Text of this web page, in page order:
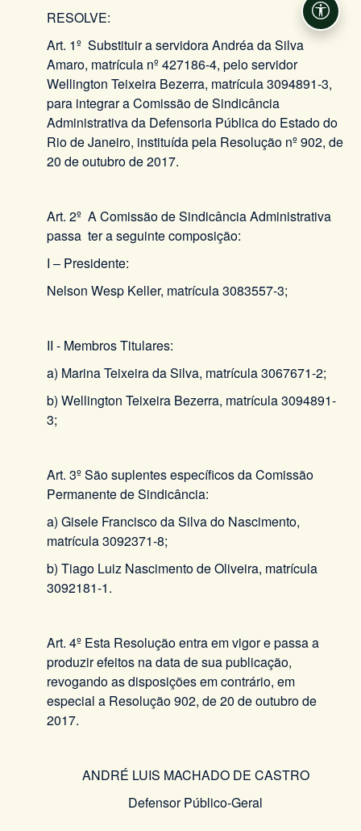
RESOLVE:
Art. 1º Substituir a servidora Andréa da Silva
Amaro, matrícula nº 427186-4, pelo servidor
Wellington Teixeira Bezerra, matrícula 3094891-3,
para integrar a Comissão de Sindicância
Administrativa da Defensoria Pública do Estado do
Rio de Janeiro, instituída pela Resolução nº 902, de
20 de outubro de 2017.
Art. 2º A Comissão de Sindicância Administrativa
passa ter a seguinte composição:
I – Presidente:
Nelson Wesp Keller, matrícula 3083557-3;
II - Membros Titulares:
a) Marina Teixeira da Silva, matrícula 3067671-2;
b) Wellington Teixeira Bezerra, matrícula 3094891-
3;
Art. 3º São suplentes específicos da Comissão
Permanente de Sindicância:
a) Gisele Francisco da Silva do Nascimento,
matrícula 3092371-8;
b) Tiago Luiz Nascimento de Oliveira, matrícula
3092181-1.
Art. 4º Esta Resolução entra em vigor e passa a
produzir efeitos na data de sua publicação,
revogando as disposições em contrário, em
especial a Resolução 902, de 20 de outubro de
2017.
ANDRÉ LUIS MACHADO DE CASTRO
Defensor Público-Geral